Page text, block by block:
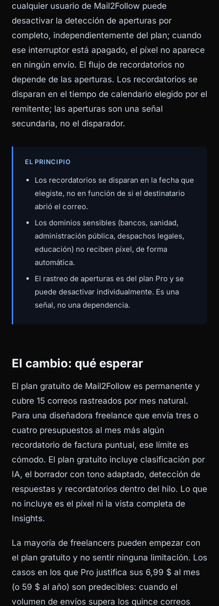
cualquier usuario de Mail2Follow puede
desactivar la detección de aperturas por
completo, independientemente del plan; cuando
ese interruptor está apagado, el píxel no aparece
en ningún envío. El flujo de recordatorios no
depende de las aperturas. Los recordatorios se
disparan en el tiempo de calendario elegido por el
remitente; las aperturas son una señal
secundaria, no el disparador.
EL PRINCIPIO
Los recordatorios se disparan en la fecha que
elegiste, no en función de si el destinatario
abrió el correo.
Los dominios sensibles (bancos, sanidad,
administración pública, despachos legales,
educación) no reciben píxel, de forma
automática.
El rastreo de aperturas es del plan Pro y se
puede desactivar individualmente. Es una
señal, no una dependencia.
El cambio: qué esperar
El plan gratuito de Mail2Follow es permanente y
cubre 15 correos rastreados por mes natural.
Para una diseñadora freelance que envía tres o
cuatro presupuestos al mes más algún
recordatorio de factura puntual, ese límite es
cómodo. El plan gratuito incluye clasificación por
IA, el borrador con tono adaptado, detección de
respuestas y recordatorios dentro del hilo. Lo que
no incluye es el píxel ni la vista completa de
Insights.
La mayoría de freelancers pueden empezar con
el plan gratuito y no sentir ninguna limitación. Los
casos en los que Pro justifica sus 6,99 $ al mes
(o 59 $ al año) son predecibles: cuando el
volumen de envíos supera los quince correos